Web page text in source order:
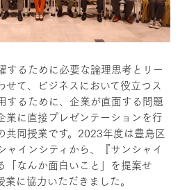
するために必要な論理思考とリー
せて、ビジネスにおいて役立つス
するために、企業が直面する問題
業に直接プレゼンテーションを行
共同授業です。2023年度は豊島区
ャインシティから、『サンシャイ
「なんか面白いこと」を提案せ
に協力いただきました。